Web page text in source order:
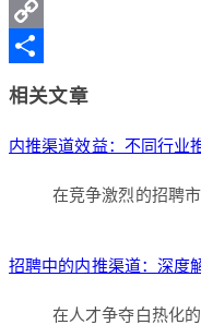
Weibo
LinkedIn
Copy
相关文章
内推渠道效益：不同行业
在竞争激烈的招聘
招聘中的内推渠道：深度
在人才争夺白热化